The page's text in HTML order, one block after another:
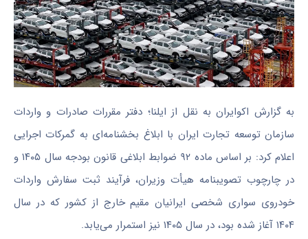
به گزارش اکوایران به نقل از ایلنا؛ دفتر مقررات صادرات و واردات
سازمان توسعه تجارت ایران با ابلاغ بخشنامه‌ای به گمرکات اجرایی
اعلام کرد: بر اساس ماده ۹۲ ضوابط ابلاغی قانون بودجه سال ۱۴۰۵ و
در چارچوب تصویبنامه هیأت وزیران، فرآیند ثبت سفارش واردات
خودروی سواری شخصی ایرانیان مقیم خارج از کشور که در سال
۱۴۰۴ آغاز شده بود، در سال ۱۴۰۵ نیز استمرار می‌یابد.